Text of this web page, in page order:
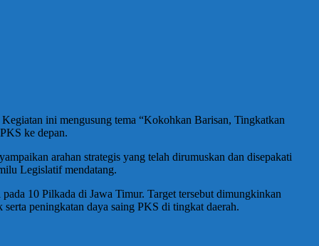
ini mengusung tema “Kokohkan Barisan, Tingkatkan
ke depan.
arahan strategis yang telah dirumuskan dan disepakati
Legislatif mendatang.
10 Pilkada di Jawa Timur. Target tersebut dimungkinkan
peningkatan daya saing PKS di tingkat daerah.